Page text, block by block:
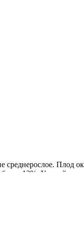
среднерослое. Плод
12%.